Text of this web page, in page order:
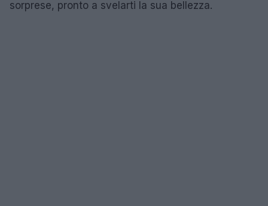
sorprese, pronto a svelarti la sua bellezza.